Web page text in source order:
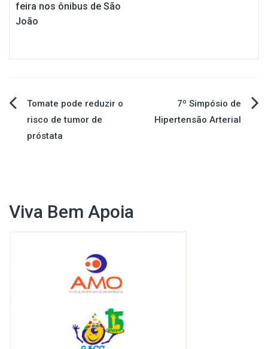
feira nos ônibus de São
João
Navegação
de
Tomate pode reduzir o
risco de tumor de
próstata
7º Simpósio de
Hipertensão Arterial
Viva Bem Apoia